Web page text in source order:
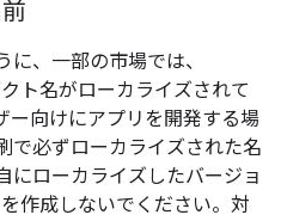
、一部の市場では、
ト名がローカライズされて
ー向けにアプリを開発する場
で必ずローカライズされた名
にローカライズしたバージョ
作成しないでください。対